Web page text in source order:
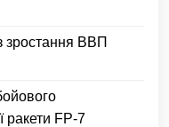
зростання ВВП
ракети FP-7